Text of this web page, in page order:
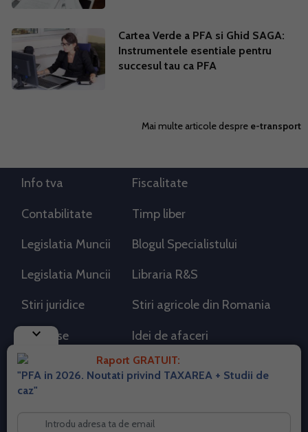
Cartea Verde a PFA si Ghid SAGA:
Instrumentele esentiale pentru
succesul tau ca PFA
Mai multe articole despre e-transport
keyboard_arrow_down
Raport GRATUIT:
"PFA in 2026. Noutati privind TAXAREA + Studii de
caz"
Info tva Fiscalitate
Contabilitate Timp liber
Legislatia Muncii Blogul Specialistului
Legislatia Muncii Libraria R&S
Stiri juridice Stiri agricole din Romania
AdSense Idei de afaceri
RSS Flux RSS 2.0
Despre cookies